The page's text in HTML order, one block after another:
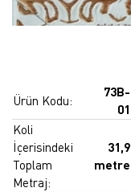
Ürün Kodu:
73B-
01
Koli
İçerisindeki
Toplam
Metraj:
31,9
metre